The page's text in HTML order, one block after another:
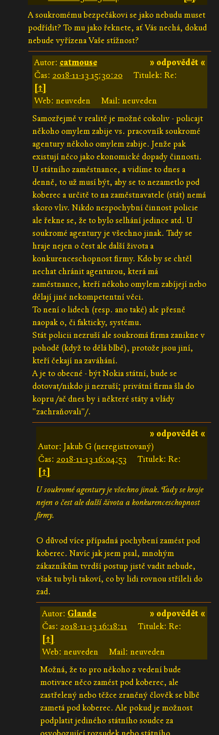
A soukromému bezpečákovi se jako nebudu muset
podřídit? To mu jako řeknete, ať Vás nechá, dokud
nebude vyřízena Vaše stížnost?
» odpovědět «
Autor: catmouse
Čas: 2018-11-13 15:30:20
Titulek: Re:
[↑]
Web: neuveden
Mail: neuveden
Samozřejmě v realitě je možné cokoliv - policajt
někoho omylem zabije vs. pracovník soukromé
agentury někoho omylem zabije. Jenže pak
existují něco jako ekonomické dopady činnosti.
U státního zaměstnance, a vidíme to dnes a
denně, to už musí být, aby se to nezametlo pod
koberec a určitě to na zaměstnavatele (stát) nemá
skoro vliv. Nikdo nezpochybní činnost policie
ale řekne se, že to bylo selhání jedince atd. U
soukromé agentury je všechno jinak. Tady se
hraje nejen o čest ale další života a
konkurenceschopnost firmy. Kdo by se chtěl
nechat chránit agenturou, která má
zaměstnance, kteří někoho omylem zabíjejí nebo
dělají jiné nekompetentní věci.
To není o lidech (resp. ano také) ale přesně
naopak o, či fakticky, systému.
Stát policii nezruší ale soukromá firma zanikne v
pohodě (když to dělá blbě), protože jsou jiní,
kteří čekají na zaváhání.
A je to obecné - být Nokia státní, bude se
dotovat/nikdo ji nezruší; privátní firma šla do
kopru /ač dnes by i některé státy a vlády
"zachraňovali"/.
» odpovědět «
Autor: Jakub G (neregistrovaný)
Čas: 2018-11-13 16:04:53
Titulek: Re:
[↑]
U soukromé agentury je všechno jinak. Tady se hraje
nejen o čest ale další života a konkurenceschopnost
firmy.
O důvod více případná pochybení zamést pod
koberec. Navíc jak jsem psal, mnohým
zákazníkům tvrdší postup jistě vadit nebude,
však tu byli takoví, co by lidi rovnou stříleli do
zad.
» odpovědět «
Autor: Glande
Čas: 2018-11-13 16:18:11
Titulek: Re:
[↑]
Web: neuveden
Mail: neuveden
Možná, že to pro někoho z vedení bude
motivace něco zamést pod koberec, ale
zastřelený nebo těžce zraněný člověk se blbě
zametá pod koberec. Ale pokud je možnost
podplatit jediného státního soudce za